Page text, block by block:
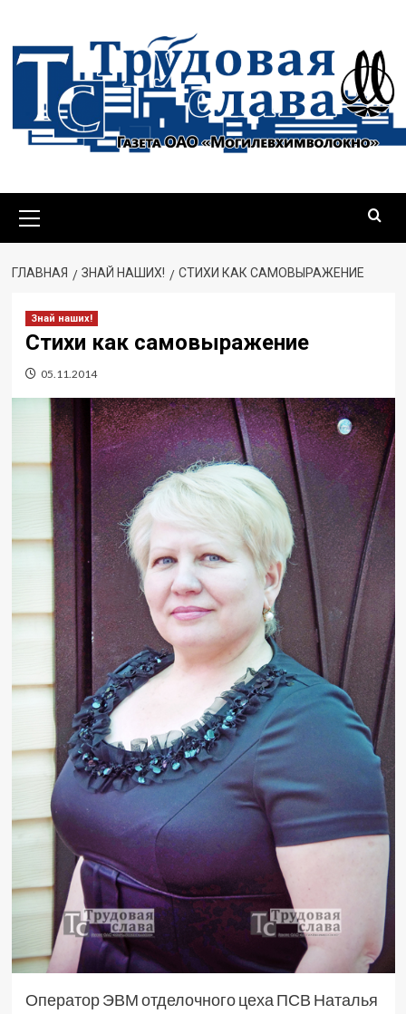
содержимому
меню
ГЛАВНАЯ ЗНАЙ НАШИХ! СТИХИ КАК САМОВЫРАЖЕНИЕ
Знай наших!
Стихи как самовыражение
05.11.2014
Оператор ЭВМ отделочного цеха ПСВ Наталья